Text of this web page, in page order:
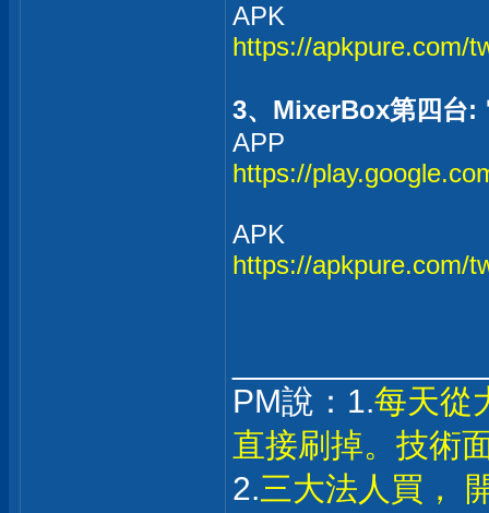
APK
https://apkpure.com/
3、MixerBox第四台:
APP
https://
APK
https://apkpure.com/
PM說：1.每天從
直接刷掉。技術
2.三大法人買，